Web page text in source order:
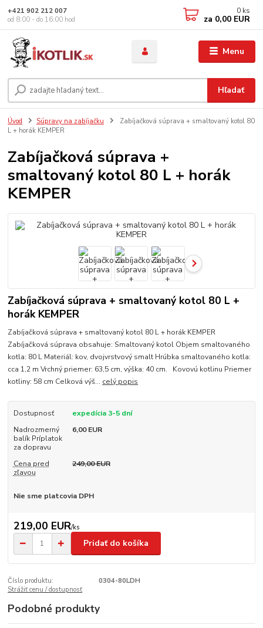
Menu
Hľadať
+421 902 212 007
od 8:00 - do 16:00 hod
0 ks
za 0,00 EUR
Úvod Súpravy na zabíjačku
Zabíjačková súprava + smaltovaný kotol 80
L + horák KEMPER
Zabíjačková súprava +
smaltovaný kotol 80 L + horák
KEMPER
Zabíjačková súprava + smaltovaný kotol 80 L +
horák KEMPER
Zabíjačková súprava + smaltovaný kotol 80 L + horák KEMPER
Zabíjačková súprava obsahuje: Smaltovaný kotol Objem smaltovaného
kotla: 80 L Materiál: kov, dvojvrstvový smalt Hrúbka smaltovaného kotla:
cca 1,2 m Vrchný priemer: 63,5 cm, výška: 40 cm. Kovovú kotlinu Priemer
kotliny: 58 cm Celková výš... celý popis
Dostupnosť
expedícia 3-5 dní
Nadrozmerný
balík Príplatok
za dopravu
6,00 EUR
Cena pred
zľavou
249,00 EUR
Nie sme platcovia DPH
219,00 EUR/ks
Pridať do košíka
Číslo produktu:
0304-80LDH
Strážiť cenu / dostupnosť
Podobné produkty